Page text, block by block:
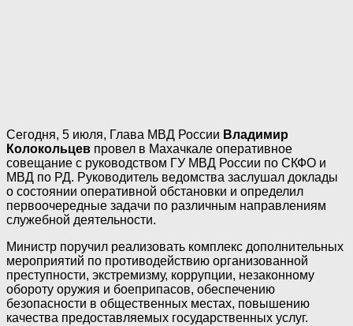
Сегодня, 5 июля, Глава МВД России Владимир
Колокольцев провел в Махачкале оперативное
совещание с руководством ГУ МВД России по СКФО и
МВД по РД. Руководитель ведомства заслушал доклады
о состоянии оперативной обстановки и определил
первоочередные задачи по различным направлениям
служебной деятельности.
Министр поручил реализовать комплекс дополнительных
мероприятий по противодействию организованной
преступности, экстремизму, коррупции, незаконному
обороту оружия и боеприпасов, обеспечению
безопасности в общественных местах, повышению
качества предоставляемых государственных услуг.